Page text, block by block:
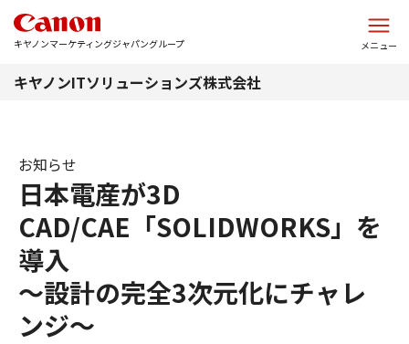
キヤノンマーケティングジャパングループ メニュー
キヤノンITソリューションズ株式会社
日本電産が3D
CAD/CAE「SOLIDWORKS」を
導入
～設計の完全3次元化にチャレ
ンジ～
お知らせ